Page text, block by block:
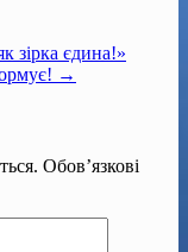
зірка єдина!»
→
Обов’язкові